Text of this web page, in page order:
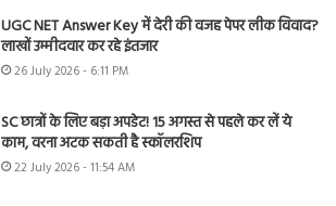
UGC NET Answer Key में देरी की वजह पेपर लीक विवाद?
लाखों उम्मीदवार कर रहे इंतजार
26 July 2026 - 6:11 PM
SC छात्रों के लिए बड़ा अपडेट! 15 अगस्त से पहले कर लें ये
काम, वरना अटक सकती है स्कॉलरशिप
22 July 2026 - 11:54 AM